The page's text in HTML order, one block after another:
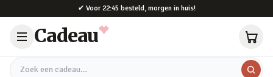
✔ Voor 22:45 besteld, morgen in huis!
Cadeau
Zoek een cadeau